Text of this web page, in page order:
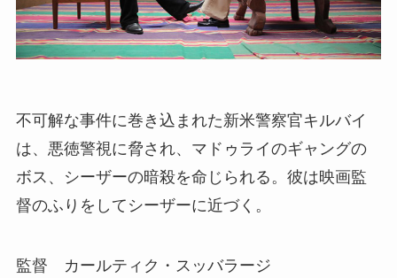
不可解な事件に巻き込まれた新米警察官キルバイ
は、悪徳警視に脅され、マドゥライのギャングの
ボス、シーザーの暗殺を命じられる。彼は映画監
督のふりをしてシーザーに近づく。
監督 カールティク・スッバラージ